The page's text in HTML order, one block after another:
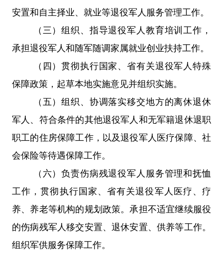
安置和自主择业、就业等退役军人服务管理工作。
（三）组织、指导退役军人教育培训工作，
承担退役军人和随军随调家属就业创业扶持工作。
（四）贯彻执行国家、省有关退役军人特殊
保障政策，起草本地实施意见并组织实施。
（五）组织、协调落实移交地方的离休退休
军人、符合条件的其他退役军人和无军籍退休退职
职工的住房保障工作，以及退役军人医疗保障、社
会保险等待遇保障工作。
（六）负责伤病残退役军人服务管理和抚恤
工作，贯彻执行国家、省有关退役军人医疗、疗
养、养老等机构的规划政策。承担不适宜继续服役
的伤病残军人移交安置、退休安置、供养等工作。
组织军供服务保障工作。